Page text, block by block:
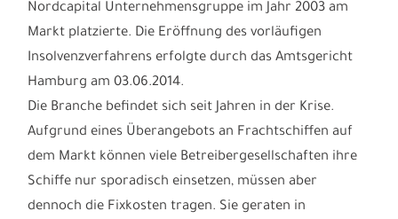
Nordcapital Unternehmensgruppe im Jahr 2003 am
Markt platzierte. Die Eröffnung des vorläufigen
Insolvenzverfahrens erfolgte durch das Amtsgericht
Hamburg am 03.06.2014.
Die Branche befindet sich seit Jahren in der Krise.
Aufgrund eines Überangebots an Frachtschiffen auf
dem Markt können viele Betreibergesellschaften ihre
Schiffe nur sporadisch einsetzen, müssen aber
dennoch die Fixkosten tragen. Sie geraten in